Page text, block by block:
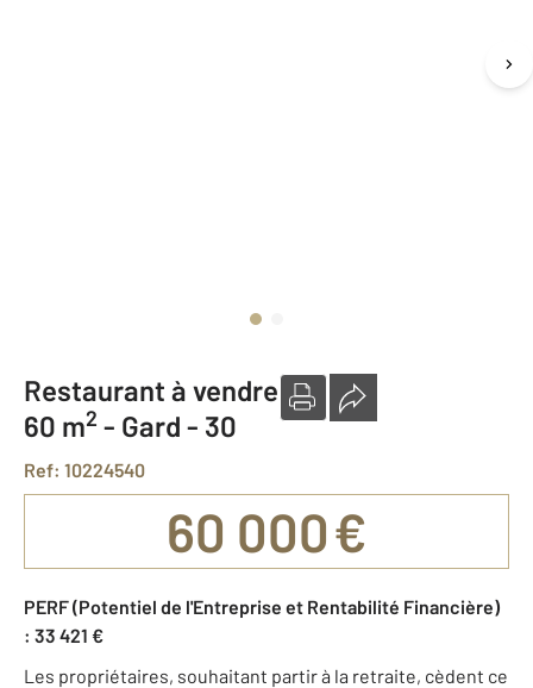
Restaurant à vendre
60 m2 - Gard - 30
Ref: 10224540
60 000 €
PERF (Potentiel de l'Entreprise et Rentabilité Financière)
: 33 421 €
Les propriétaires, souhaitant partir à la retraite, cèdent ce